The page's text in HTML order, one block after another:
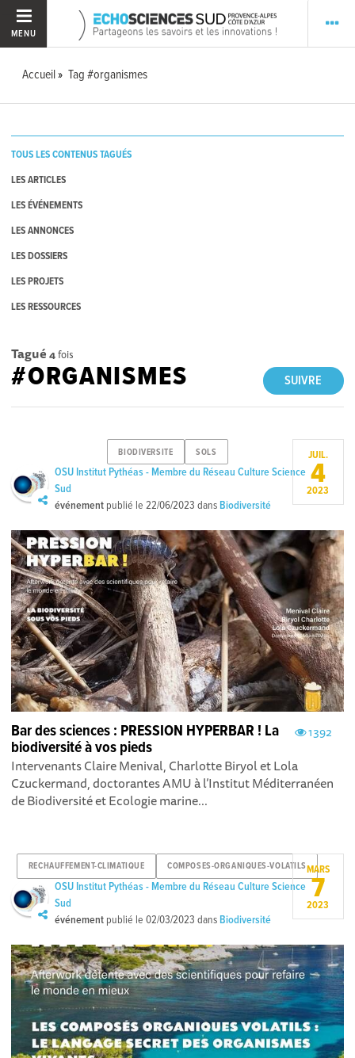
MENU
Accueil Tag #organismes
TOUS LES CONTENUS TAGUÉS
LES ARTICLES
LES ÉVÉNEMENTS
LES ANNONCES
LES DOSSIERS
LES PROJETS
LES RESSOURCES
Tagué 4fois
SUIVRE
#ORGANISMES
BIODIVERSITE SOLS
OSU Institut Pythéas - Membre du Réseau Culture Science
Sud
événement publié le22/06/2023 dans Biodiversité
JUIL.
4
2023
1392
Bar des sciences : PRESSION HYPERBAR ! La
biodiversité à vos pieds
Intervenants Claire Menival, Charlotte Biryol et Lola
Czuckermand, doctorantes AMU à l’Institut Méditerranéen
de Biodiversité et Ecologie marine...
RECHAUFFEMENT-CLIMATIQUE COMPOSES-ORGANIQUES-VOLATILS
OSU Institut Pythéas - Membre du Réseau Culture Science
Sud
événement publié le02/03/2023 dans Biodiversité
MARS
7
2023